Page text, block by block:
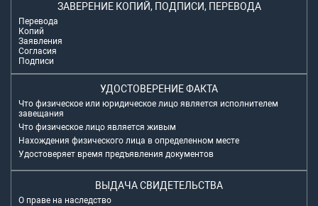
ЗАВЕРЕНИЕ КОПИЙ, ПОДПИСИ, ПЕРЕВОДА
Перевода
Копий
Заявления
Согласия
Подписи
УДОСТОВЕРЕНИЕ ФАКТА
Что физическое или юридическое лицо является исполнителем
завещания
Что физическое лицо является живым
Нахождения физического лица в определенном месте
Удостоверяет время предъявления документов
ВЫДАЧА СВИДЕТЕЛЬСТВА
О праве на наследство